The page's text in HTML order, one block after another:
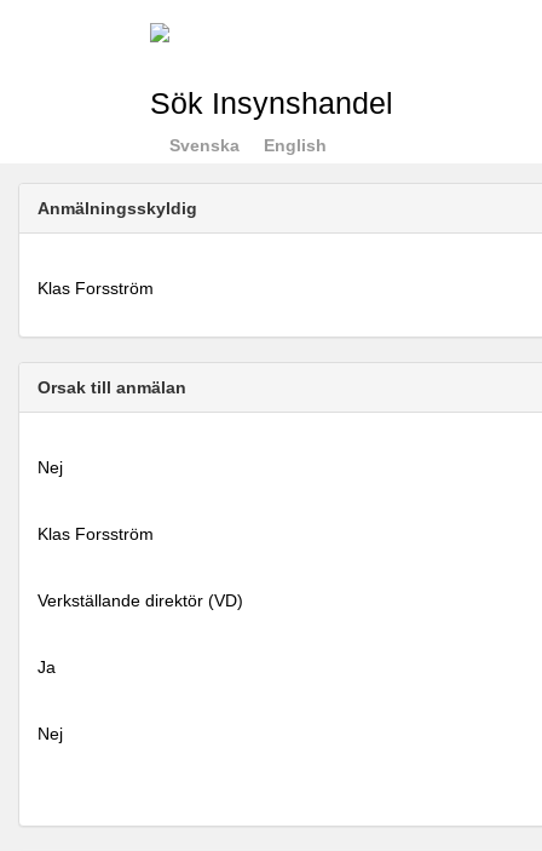
Sök Insynshandel
Svenska English
Anmälningsskyldig
Klas Forsström
Orsak till anmälan
Nej
Klas Forsström
Verkställande direktör (VD)
Ja
Nej